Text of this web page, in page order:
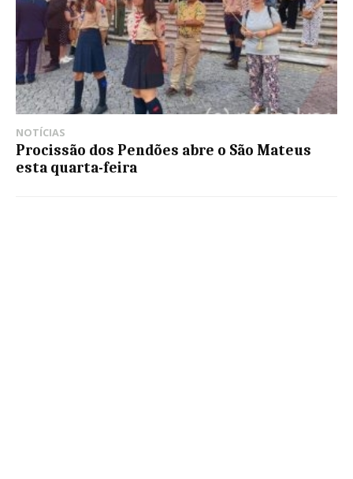
NOTÍCIAS
Procissão dos Pendões abre o São Mateus
esta quarta-feira